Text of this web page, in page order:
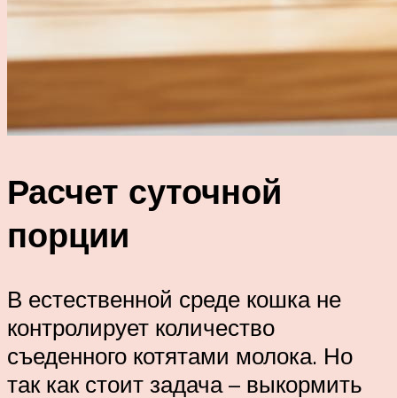
Расчет суточной
порции
В естественной среде кошка не
контролирует количество
съеденного котятами молока. Но
так как стоит задача – выкормить